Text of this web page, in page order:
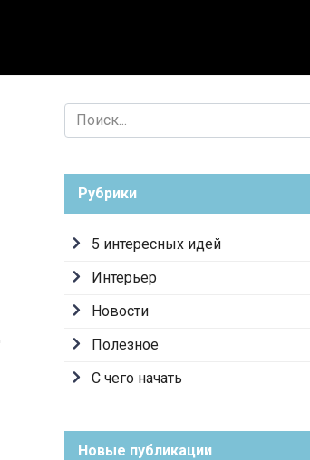
Search
for:
Рубрики
5 интересных идей
Интерьер
Новости
Полезное
С чего начать
Новые публикации